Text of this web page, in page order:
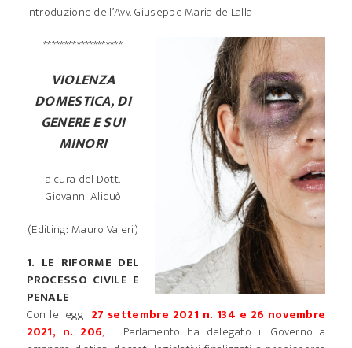
Introduzione dell’Avv. Giuseppe Maria de Lalla
*******************
VIOLENZA
DOMESTICA, DI
GENERE E SUI
MINORI
a cura del Dott.
Giovanni Aliquò
(Editing: Mauro Valeri)
1. LE RIFORME DEL
PROCESSO CIVILE E
PENALE
Con le leggi 27 settembre 2021 n. 134 e 26 novembre
2021, n. 206, il Parlamento ha delegato il Governo a